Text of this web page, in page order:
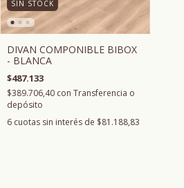
SIN STOCK
DIVAN COMPONIBLE BIBOX
- BLANCA
$487.133
$389.706,40 con Transferencia o
depósito
6 cuotas sin interés de $81.188,83